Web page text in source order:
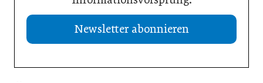
Newsletter abonnieren
13. Juli 2026